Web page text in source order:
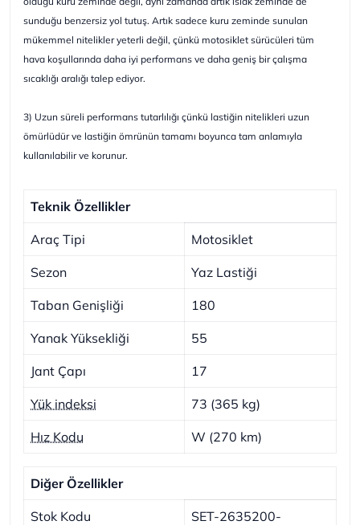
sunduğu benzersiz yol tutuş. Artık sadece kuru zeminde sunulan
mükemmel nitelikler yeterli değil, çünkü motosiklet sürücüleri tüm
hava koşullarında daha iyi performans ve daha geniş bir çalışma
sıcaklığı aralığı talep ediyor.
3) Uzun süreli performans tutarlılığı çünkü lastiğin nitelikleri uzun
ömürlüdür ve lastiğin ömrünün tamamı boyunca tam anlamıyla
kullanılabilir ve korunur.
Teknik Özellikler
Araç Tipi Motosiklet
Sezon Yaz Lastiği
Taban Genişliği 180
Yanak Yüksekliği 55
Jant Çapı 17
Yük indeksi 73 (365 kg)
Hız Kodu W (270 km)
Diğer Özellikler
Stok Kodu
SET-2635200-